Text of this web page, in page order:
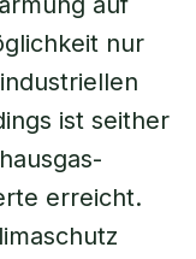
nur
ist seither
erreicht.